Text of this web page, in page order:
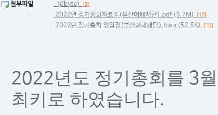
첨부파일 (0byte) [3]
2022년 정기총회자료집(부산여해재단).pdf (3.7M) [17]
2022년 정기총회 위임장(부산여해재단).hwp (52.5K) [10]
2022년도 정기총회를 3
최키로 하였습니다.